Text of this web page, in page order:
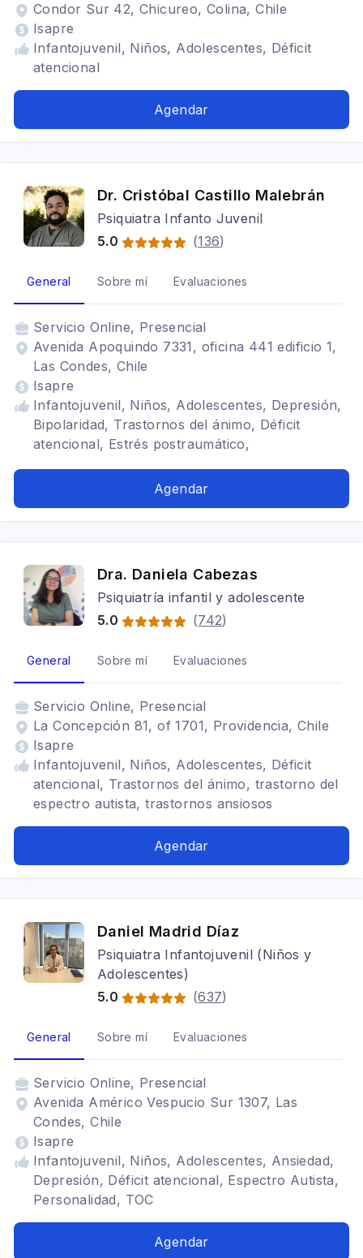
Condor Sur 42, Chicureo, Colina, Chile
Isapre
Infantojuvenil, Niños, Adolescentes, Déficit
atencional
Agendar
Dr. Cristóbal Castillo Malebrán
Psiquiatra Infanto Juvenil
5.0
(136)
General Sobre mí Evaluaciones
Servicio Online, Presencial
Avenida Apoquindo 7331, oficina 441 edificio 1,
Las Condes, Chile
Isapre
Infantojuvenil, Niños, Adolescentes, Depresión,
Bipolaridad, Trastornos del ánimo, Déficit
atencional, Estrés postraumático,
Trastorno obsesivo compulsivo, Trastornos del
Género diverso, Desarrollo de personalidad,
Fobias, Crisis de pánico
Agendar
Dra. Daniela Cabezas
Psiquiatría infantil y adolescente
5.0
(742)
General Sobre mí Evaluaciones
Servicio Online, Presencial
La Concepción 81, of 1701, Providencia, Chile
Isapre
Infantojuvenil, Niños, Adolescentes, Déficit
atencional, Trastornos del ánimo, trastorno del
espectro autista, trastornos ansiosos
Agendar
Daniel Madrid Díaz
Psiquiatra Infantojuvenil (Niños y
Adolescentes)
5.0
(637)
General Sobre mí Evaluaciones
Servicio Online, Presencial
Avenida Américo Vespucio Sur 1307, Las
Condes, Chile
Isapre
Infantojuvenil, Niños, Adolescentes, Ansiedad,
Depresión, Déficit atencional, Espectro Autista,
Personalidad, TOC
Agendar